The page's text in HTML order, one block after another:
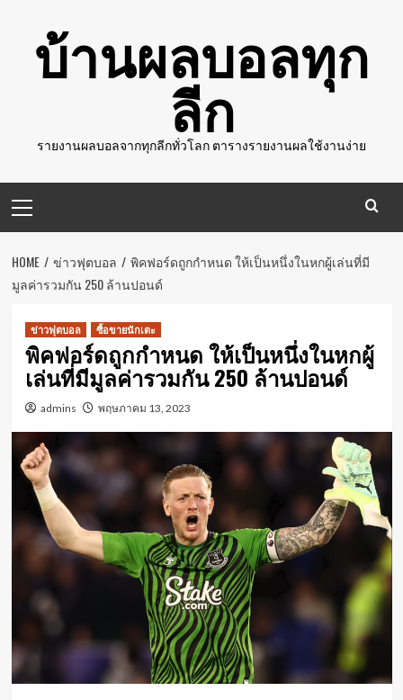
contentบ้านผลบอลทุก
ลีก
รายงานผลบอลจากทุกลีกทั่วโลก ตารางรายงานผลใช้งานง่าย
Menu
HOME ข่าวฟุตบอล
พิคฟอร์ดถูกกำหนด ให้เป็นหนึ่งในหกผู้เล่นที่มี
มูลค่ารวมกัน 250 ล้านปอนด์
ข่าวฟุตบอล ซื้อขายนักเตะ
พิคฟอร์ดถูกกำหนด ให้เป็นหนึ่งในหกผู้
เล่นที่มีมูลค่ารวมกัน 250 ล้านปอนด์
admins พฤษภาคม 13, 2023